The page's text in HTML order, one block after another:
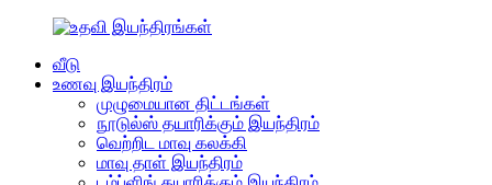
வீடு
உணவு இயந்திரம்
முழுமையான திட்டங்கள்
நூடுல்ஸ் தயாரிக்கும் இயந்திரம்
வெற்றிட மாவு கலக்கி
மாவு தாள் இயந்திரம்